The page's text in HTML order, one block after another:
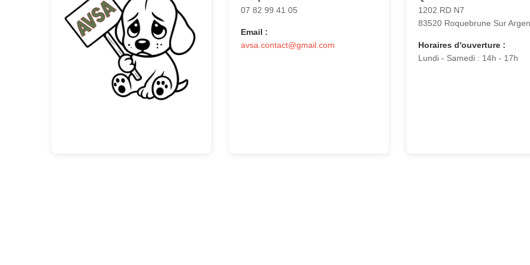
07 82 99 41 05
Email :
avsa.contact@gmail.com
1202 RD N7
83520 Roquebrune Sur
Horaires d'ouverture :
Lundi - Samedi : 14h - 17h